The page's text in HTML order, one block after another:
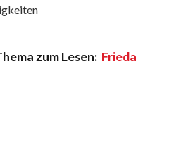
zum Lesen: Frieda